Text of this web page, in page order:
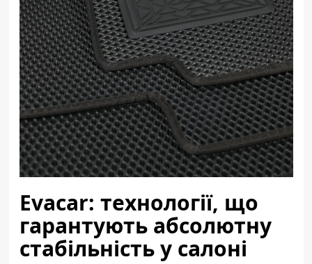
Evacar: технології, що
гарантують абсолютну
стабільність у салоні